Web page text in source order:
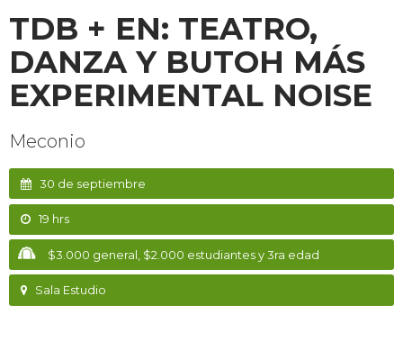
TDB + EN: TEATRO,
DANZA Y BUTOH MÁS
EXPERIMENTAL NOISE
Meconio
30 de septiembre
19 hrs
$3.000 general, $2.000 estudiantes y 3ra edad
Sala Estudio